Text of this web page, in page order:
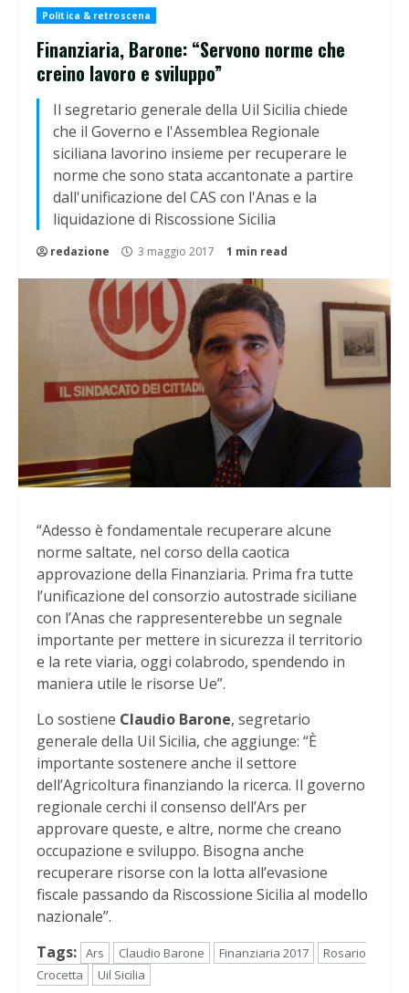
Politica & retroscena
Finanziaria, Barone: “Servono norme che
creino lavoro e sviluppo”
Il segretario generale della Uil Sicilia chiede
che il Governo e l'Assemblea Regionale
siciliana lavorino insieme per recuperare le
norme che sono stata accantonate a partire
dall'unificazione del CAS con l'Anas e la
liquidazione di Riscossione Sicilia
redazione 3 maggio 2017 1 min read
“Adesso è fondamentale recuperare alcune
norme saltate, nel corso della caotica
approvazione della Finanziaria. Prima fra tutte
l’unificazione del consorzio autostrade siciliane
con l’Anas che rappresenterebbe un segnale
importante per mettere in sicurezza il territorio
e la rete viaria, oggi colabrodo, spendendo in
maniera utile le risorse Ue”.
Lo sostiene Claudio Barone, segretario
generale della Uil Sicilia, che aggiunge: “È
importante sostenere anche il settore
dell’Agricoltura finanziando la ricerca. Il governo
regionale cerchi il consenso dell’Ars per
approvare queste, e altre, norme che creano
occupazione e sviluppo. Bisogna anche
recuperare risorse con la lotta all’evasione
fiscale passando da Riscossione Sicilia al modello
nazionale”.
Tags: Ars Claudio Barone Finanziaria 2017
Rosario
Crocetta
Uil Sicilia